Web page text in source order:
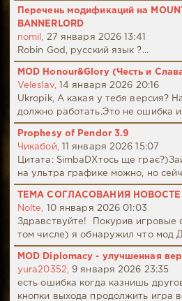
Перечень модификаций на
BANNERLORD
nomil,
27 января 2026 13:41
Robin God, русский язык ?...
MOD Honour&Glory (Честь и
Veleslav,
14 января 2026 20:16
Ukropik, А какая у тебя версия?
должно работать.Это не ошибка
Prophesy of Pendor 3.9
Чикабой,
11 января 2026 15:07
Цитата: SimbaDХтось ще
на ультра графике можно, но
ТЕМА СОГЛАСОВАНИЯ
Nolte,
10 января 2026 01:03
Здравствуйте! Покурив игровые
том числе) я обнаружил что мод
MOD Diplomacy - улучшенная
yura20352,
9 января 2026 23:35
есть ошибка когда казнишь
кнопки выхода продолжить игра